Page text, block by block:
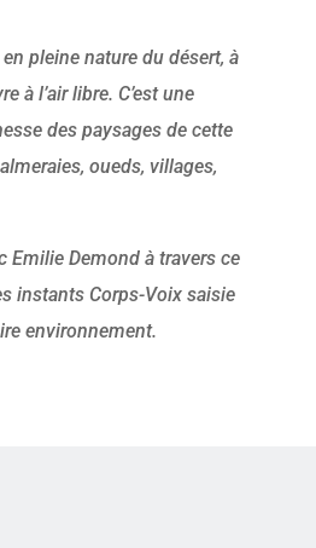
pleine nature du désert, à
à l’air libre. C’est une
des paysages de cette
oueds, villages,
Emilie Demond à travers ce
instants Corps-Voix saisie
environnement.